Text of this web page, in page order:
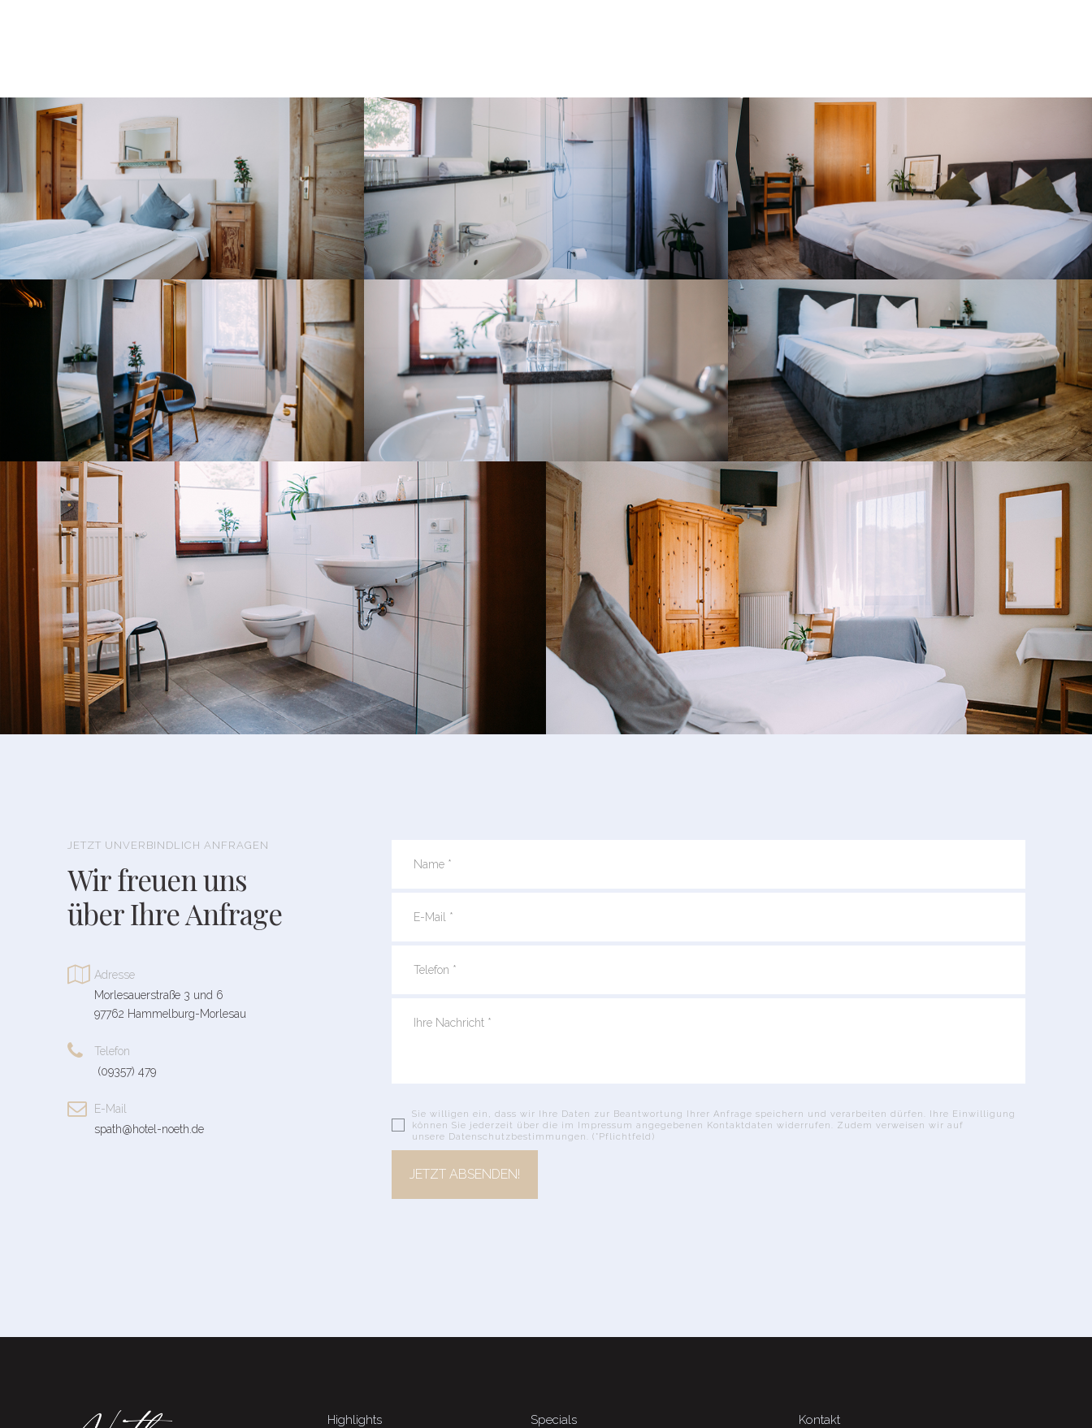
JETZT UNVERBINDLICH ANFRAGEN
Wir freuen uns
über Ihre Anfrage

Adresse
Morlesauerstraße 3 und 6
97762 Hammelburg-Morlesau

Telefon
(09357) 479

E-Mail
spath@hotel-noeth.de
Sie willigen ein, dass wir Ihre Daten zur Beantwortung Ihrer Anfrage speichern und verarbeiten dürfen. Ihre Einwilligung
können Sie jederzeit über die im Impressum angegebenen Kontaktdaten widerrufen. Zudem verweisen wir auf
unsere Datenschutzbestimmungen. (*Pflichtfeld)
JETZT ABSENDEN!
Highlights Specials Kontakt